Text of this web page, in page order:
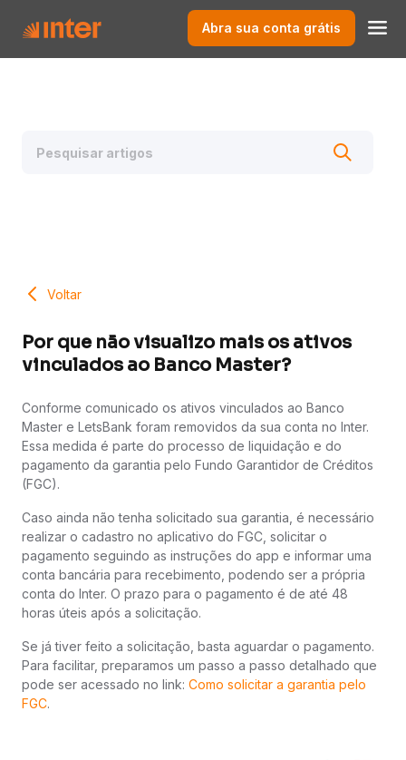
Abra sua conta grátis
Voltar
Por que não visualizo mais os ativos
vinculados ao Banco Master?
Conforme comunicado os ativos vinculados ao Banco
Master e LetsBank foram removidos da sua conta no Inter.
Essa medida é parte do processo de liquidação e do
pagamento da garantia pelo Fundo Garantidor de Créditos
(FGC).
Caso ainda não tenha solicitado sua garantia, é necessário
realizar o cadastro no aplicativo do FGC, solicitar o
pagamento seguindo as instruções do app e informar uma
conta bancária para recebimento, podendo ser a própria
conta do Inter. O prazo para o pagamento é de até 48
horas úteis após a solicitação.
Se já tiver feito a solicitação, basta aguardar o pagamento.
Para facilitar, preparamos um passo a passo detalhado que
pode ser acessado no link: Como solicitar a garantia pelo
FGC.